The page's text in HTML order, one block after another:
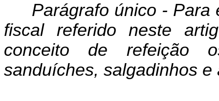
Parágrafo único -
fiscal referido neste
conceito de refeição
sanduíches, salgadinhos e